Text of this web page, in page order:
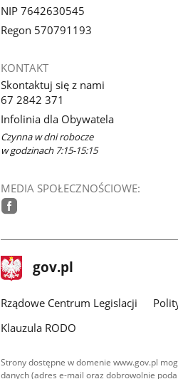
NIP 7642630545
Regon 570791193
KONTAKT
Skontaktuj się z nami
67 2842 371
Infolinia dla Obywatela
Czynna w dni robocze
w godzinach 7:15-15:15
MEDIA SPOŁECZNOŚCIOWE:
stopka
gov.pl Strona
gov.pl
Rządowe Centrum Legislacji
Klauzula RODO
Strony dostępne w domenie www.gov.pl
danych (adres e-mail oraz dobrowolnie